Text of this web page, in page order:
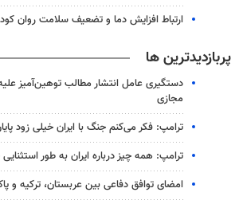
ارتباط افزایش دما و تضعیف سلامت روان
پربازدیدترین ها
دستگیری عامل انتشار مطالب توهین‌آمیز
مجازی
ترامپ: فکر می‌کنم جنگ با ایران خیلی زود
ترامپ: همه چیز درباره ایران به طور
امضای توافق دفاعی بین عربستان، ترکیه و